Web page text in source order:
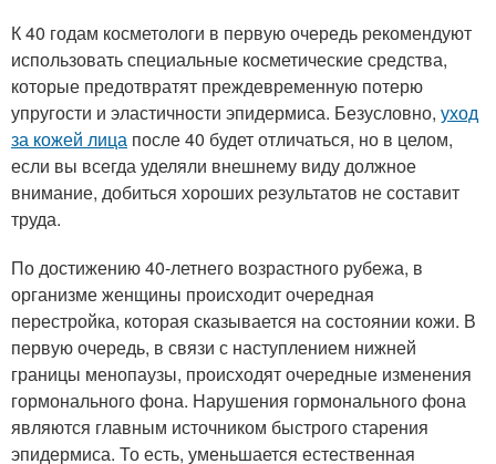
К 40 годам косметологи в первую очередь рекомендуют
использовать специальные косметические средства,
которые предотвратят преждевременную потерю
упругости и эластичности эпидермиса. Безусловно, уход
за кожей лица после 40 будет отличаться, но в целом,
если вы всегда уделяли внешнему виду должное
внимание, добиться хороших результатов не составит
труда.
По достижению 40-летнего возрастного рубежа, в
организме женщины происходит очередная
перестройка, которая сказывается на состоянии кожи. В
первую очередь, в связи с наступлением нижней
границы менопаузы, происходят очередные изменения
гормонального фона. Нарушения гормонального фона
являются главным источником быстрого старения
эпидермиса. То есть, уменьшается естественная